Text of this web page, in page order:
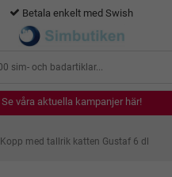
365 dagars öppet
Se våra aktuella kampanjer här!
Se våra aktuella kampanjer här!
Se våra aktuella kampanjer här!
Se våra aktuella kampanjer här!
Kopp med tallrik katten Gustaf 6 dl